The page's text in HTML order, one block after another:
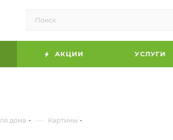
АКЦИИ УСЛУГИ
дома — Картины